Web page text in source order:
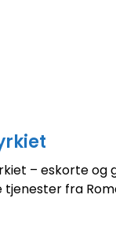
– eskorte og
fra